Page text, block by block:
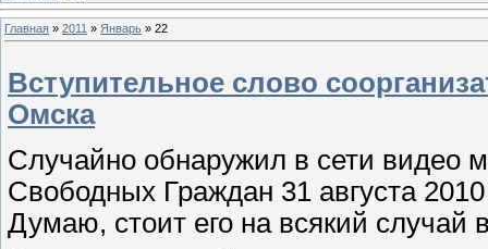
Главная » 2011 » Январь » 22
Вступительное слово
Омска
Случайно обнаружил в сети видео
Свободных Граждан 31 августа
Думаю, стоит его на всякий случай